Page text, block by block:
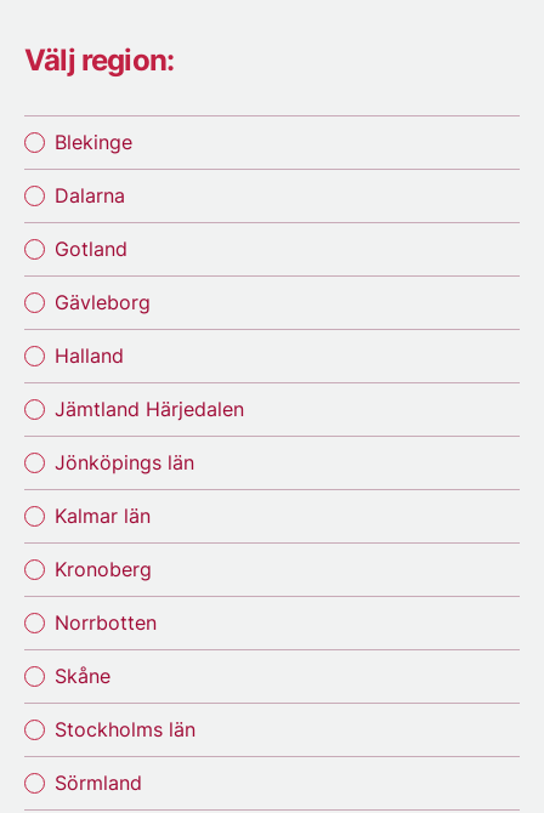
Välj region:
Blekinge
Dalarna
Gotland
Gävleborg
Halland
Jämtland Härjedalen
Jönköpings län
Kalmar län
Kronoberg
Norrbotten
Skåne
Stockholms län
Sörmland